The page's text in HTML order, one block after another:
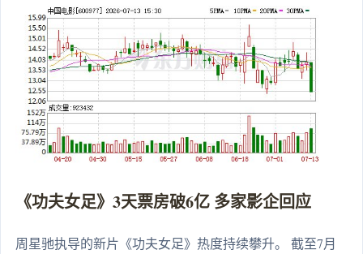
《功夫女足》3天票房破6亿 多家影企回应
周星驰执导的新片《功夫女足》热度持续攀升。 截至7月